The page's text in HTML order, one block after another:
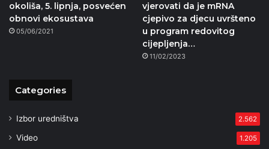
okoliša, 5. lipnja, posvećen
obnovi ekosustava
05/06/2021
vjerovati da je mRNA
cjepivo za djecu uvršteno
u program redovitog
cijepljenja…
11/02/2023
Categories
Izbor uredništva 2.562
Video 1.205